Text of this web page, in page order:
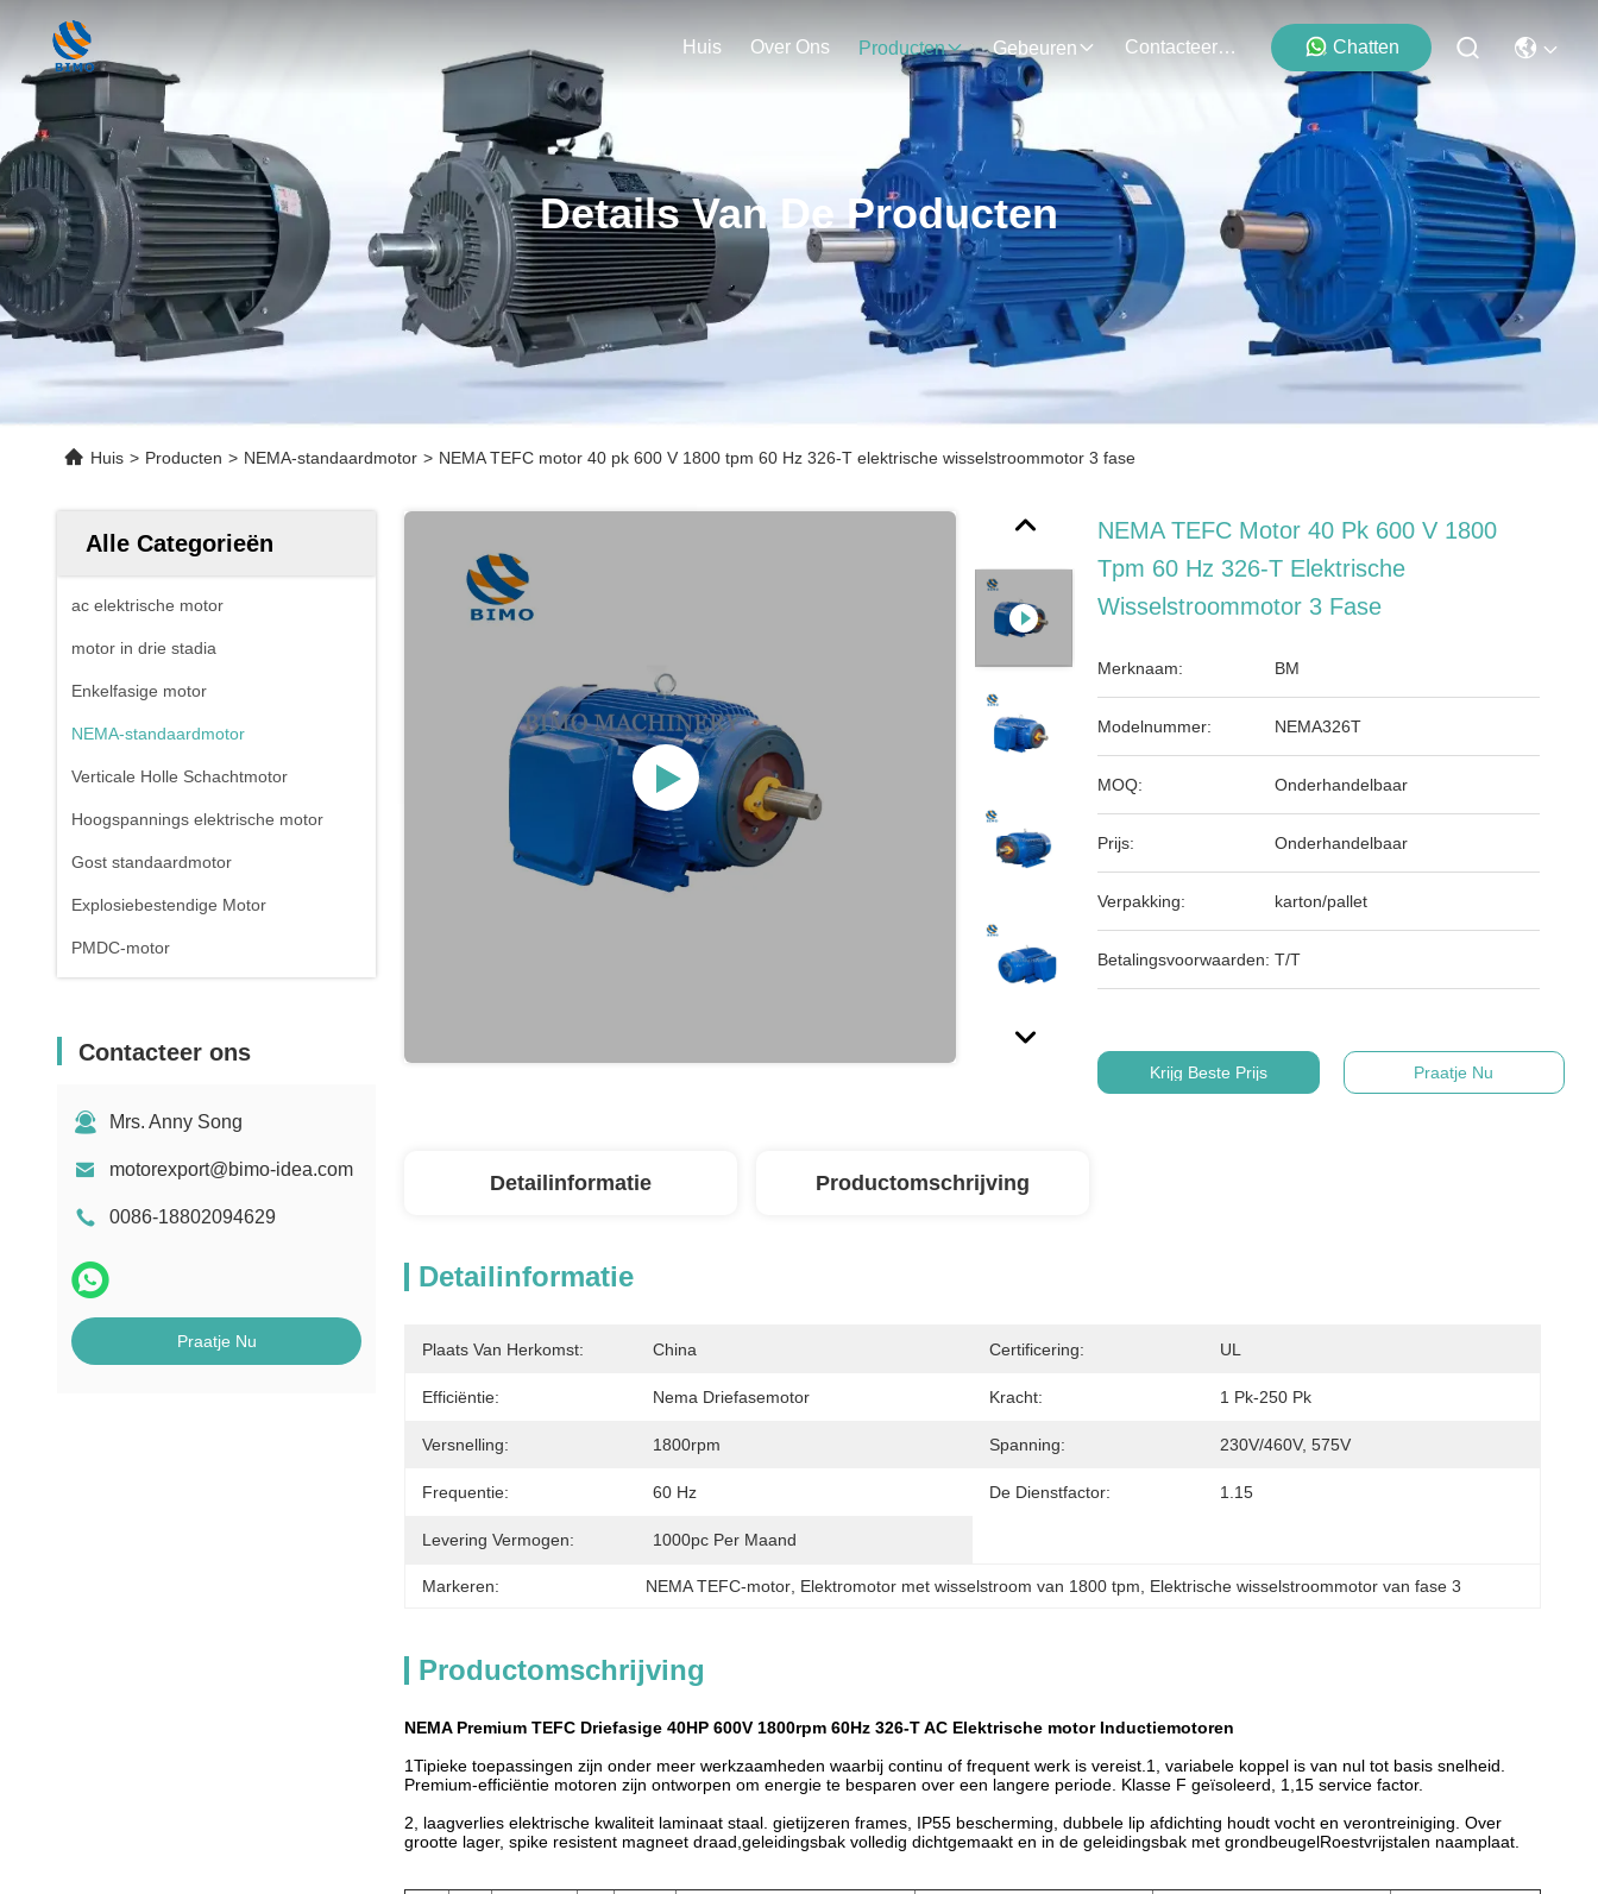
Huis Over Ons Producten Gebeuren Contacteer Ons Chatten
Details Van De Producten
Huis > Producten > NEMA-standaardmotor > NEMA TEFC motor 40 pk 600 V 1800 tpm 60 Hz 326-T elektrische wisselstroommotor 3 fase
Alle Categorieën
ac elektrische motor
motor in drie stadia
Enkelfasige motor
NEMA-standaardmotor
Verticale Holle Schachtmotor
Hoogspannings elektrische motor
Gost standaardmotor
Explosiebestendige Motor
PMDC-motor
Contacteer ons
Mrs. Anny Song
motorexport@bimo-idea.com
0086-18802094629
Praatje Nu
NEMA TEFC Motor 40 Pk 600 V 1800
Tpm 60 Hz 326-T Elektrische
Wisselstroommotor 3 Fase
Merknaam: BM
Modelnummer: NEMA326T
MOQ: Onderhandelbaar
Prijs: Onderhandelbaar
Verpakking: karton/pallet
Betalingsvoorwaarden: T/T
Krijg Beste Prijs Praatje Nu
Detailinformatie Productomschrijving
Detailinformatie
Plaats Van Herkomst: China Certificering: UL
Efficiëntie: Nema Driefasemotor Kracht: 1 Pk-250 Pk
Versnelling: 1800rpm Spanning: 230V/460V, 575V
Frequentie: 60 Hz De Dienstfactor: 1.15
Levering Vermogen: 1000pc Per Maand
Markeren: NEMA TEFC-motor Elektromotor met wisselstroom van 1800 tpm Elektrische wisselstroommotor van fase 3
Productomschrijving
NEMA Premium TEFC Driefasige 40HP 600V 1800rpm 60Hz 326-T AC Elektrische motor Inductiemotoren
1Tipieke toepassingen zijn onder meer werkzaamheden waarbij continu of frequent werk is vereist.1, variabele koppel is van nul tot basis snelheid.
Premium-efficiëntie motoren zijn ontworpen om energie te besparen over een langere periode. Klasse F geïsoleerd, 1,15 service factor.
2, laagverlies elektrische kwaliteit laminaat staal. gietijzeren frames, IP55 bescherming, dubbele lip afdichting houdt vocht en verontreiniging. Over
grootte lager, spike resistent magneet draad,geleidingsbak volledig dichtgemaakt en in de geleidingsbak met grondbeugelRoestvrijstalen naamplaat.